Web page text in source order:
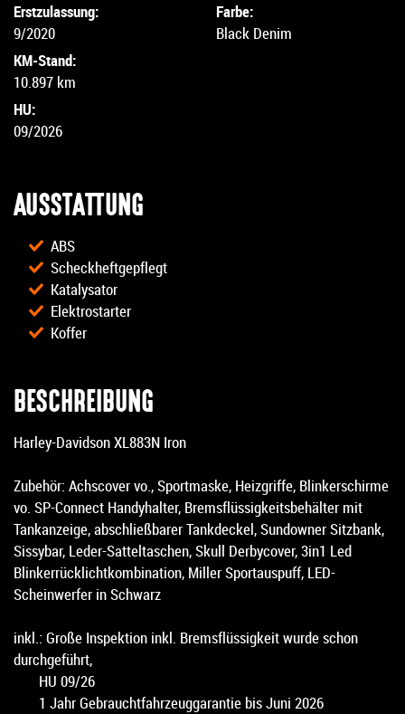
Erstzulassung:
9/2020
KM-Stand:
10.897 km
HU:
09/2026
Farbe:
Black Denim
AUSSTATTUNG
ABS
Scheckheftgepflegt
Katalysator
Elektrostarter
Koffer
BESCHREIBUNG
Harley-Davidson XL883N Iron
Zubehör: Achscover vo., Sportmaske, Heizgriffe, Blinkerschirme
vo. SP-Connect Handyhalter, Bremsflüssigkeitsbehälter mit
Tankanzeige, abschließbarer Tankdeckel, Sundowner Sitzbank,
Sissybar, Leder-Satteltaschen, Skull Derbycover, 3in1 Led
Blinkerrücklichtkombination, Miller Sportauspuff, LED-
Scheinwerfer in Schwarz
inkl.: Große Inspektion inkl. Bremsflüssigkeit wurde schon
durchgeführt,
HU 09/26
1 Jahr Gebrauchtfahrzeuggarantie bis Juni 2026